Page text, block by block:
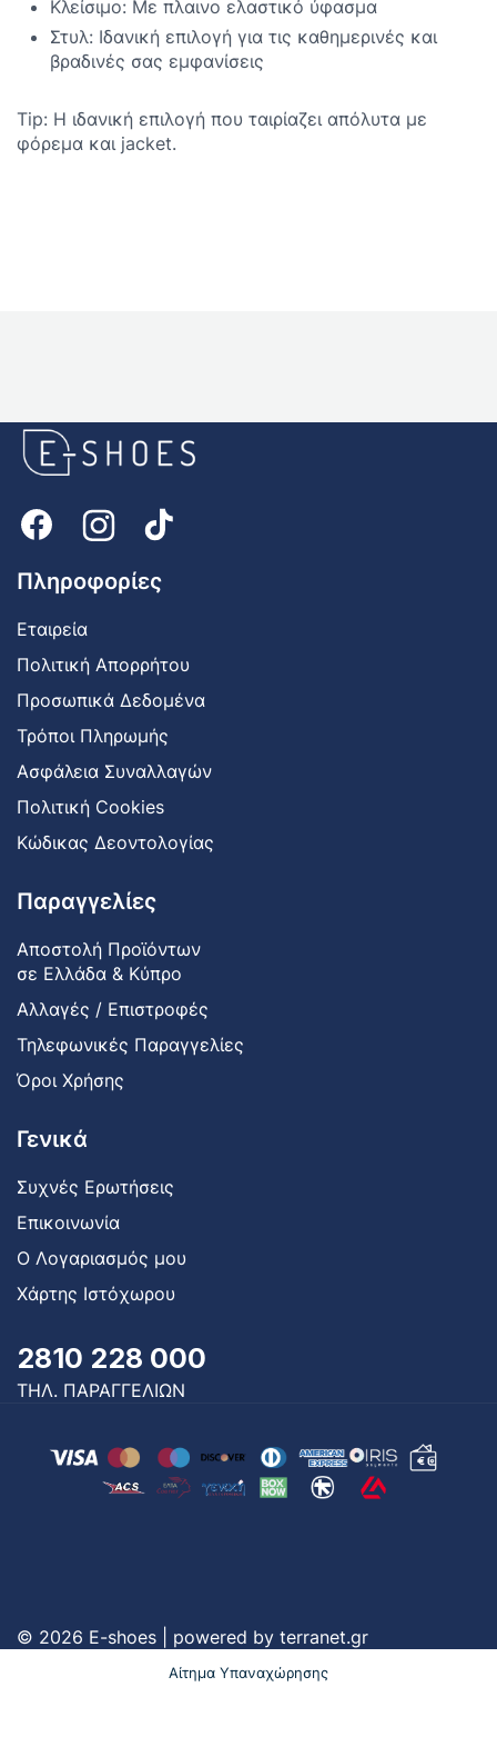
Κλείσιμο: Με πλαινο ελαστικό ύφασμα
Στυλ: Ιδανική επιλογή για τις καθημερινές και
βραδινές σας εμφανίσεις
Tip: Η ιδανική επιλογή που ταιρίαζει απόλυτα με
φόρεμα και jacket.
Πληροφορίες
Εταιρεία
Πολιτική Απορρήτου
Προσωπικά Δεδομένα
Τρόποι Πληρωμής
Ασφάλεια Συναλλαγών
Πολιτική Cookies
Κώδικας Δεοντολογίας
Παραγγελίες
Αποστολή Προϊόντων
σε Ελλάδα & Κύπρο
Αλλαγές / Επιστροφές
Τηλεφωνικές Παραγγελίες
Όροι Χρήσης
Γενικά
Συχνές Ερωτήσεις
Επικοινωνία
Ο Λογαριασμός μου
Χάρτης Ιστόχωρου
2810 228 000
ΤΗΛ. ΠΑΡΑΓΓΕΛΙΩΝ
© 2026 E-shoes | powered by terranet.gr
Αίτημα Υπαναχώρησης